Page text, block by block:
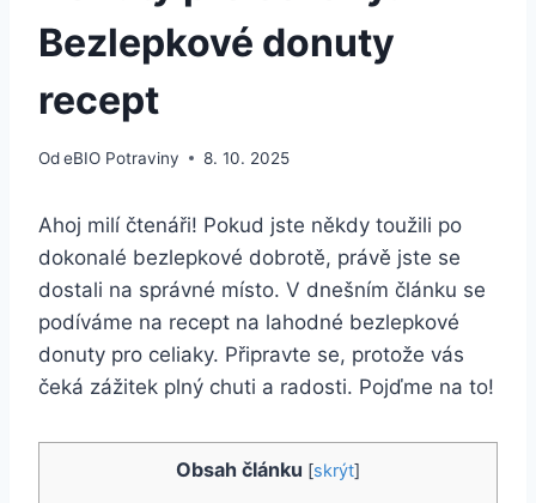
Bezlepkové donuty
recept
OdeBIO Potraviny 8. 10. 2025
Ahoj milí čtenáři! Pokud jste někdy toužili po
dokonalé bezlepkové dobrotě, právě jste se
dostali na správné místo. V dnešním článku se
podíváme na recept na lahodné bezlepkové
donuty pro celiaky. Připravte se, protože vás
čeká zážitek plný chuti a radosti. Pojďme na to!
Obsah článku [skrýt]